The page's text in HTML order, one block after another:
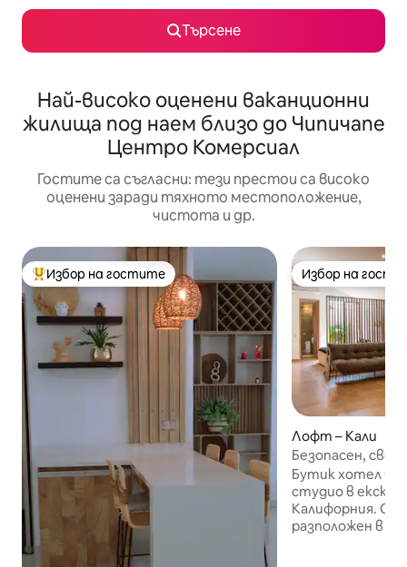
Търсене
Най-високо оценени ваканционни
жилища под наем близо до Чипичапе
Центро Комерсиал
Гостите са съгласни: тези престои са високо
оценени заради тяхното местоположение,
чистота и др.
Най-популярен избор на гостите
Избор на гостите Избор на
Избор на
Лофт – Кали
Безопасен,
апартамент,
пътувания
Бутик хотел в
студио в
Калифорния. Стратегически е
разположен в